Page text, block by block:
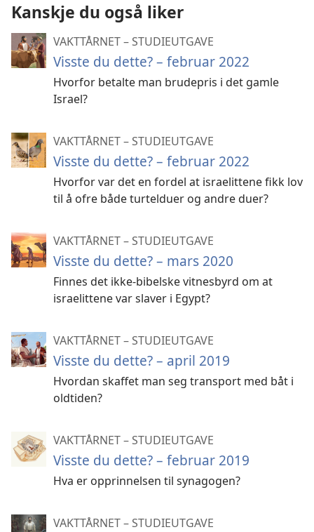
Kanskje du også liker
VAKTTÅRNET – STUDIEUTGAVE
Visste du dette? – februar 2022
Hvorfor betalte man brudepris i det gamle
Israel?
VAKTTÅRNET – STUDIEUTGAVE
Visste du dette? – februar 2022
Hvorfor var det en fordel at israelittene fikk lov
til å ofre både turtelduer og andre duer?
VAKTTÅRNET – STUDIEUTGAVE
Visste du dette? – mars 2020
Finnes det ikke-bibelske vitnesbyrd om at
israelittene var slaver i Egypt?
VAKTTÅRNET – STUDIEUTGAVE
Visste du dette? – april 2019
Hvordan skaffet man seg transport med båt i
oldtiden?
VAKTTÅRNET – STUDIEUTGAVE
Visste du dette? – februar 2019
Hva er opprinnelsen til synagogen?
VAKTTÅRNET – STUDIEUTGAVE